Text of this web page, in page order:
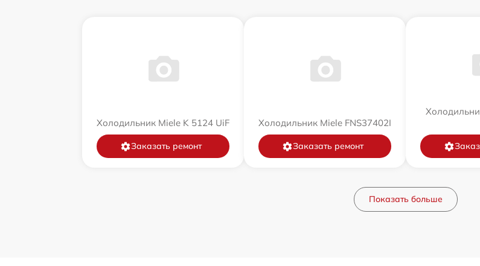
Холодильник Miele K 5124 UiF
Заказать ремонт
Холодильник Miele FNS37402I
Заказать ремонт
Показать больше